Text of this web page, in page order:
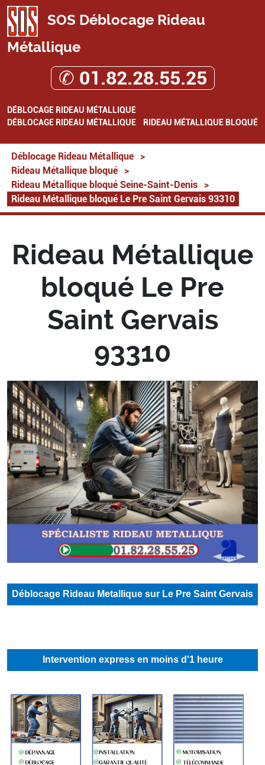
SOS Déblocage Rideau
Métallique
✆ 01.82.28.55.25
DÉBLOCAGE RIDEAU MÉTALLIQUE
DÉBLOCAGE RIDEAU MÉTALLIQUE
RIDEAU MÉTALLIQUE BLOQUÉ
Déblocage Rideau Métallique
>
Rideau Métallique bloqué
>
Rideau Métallique bloqué Seine-Saint-Denis
>
Rideau Métallique bloqué Le Pre Saint Gervais 93310
Rideau Métallique
bloqué Le Pre
Saint Gervais
93310
Déblocage Rideau Metallique sur Le Pre Saint Gervais
Intervention express en moins d'1 heure